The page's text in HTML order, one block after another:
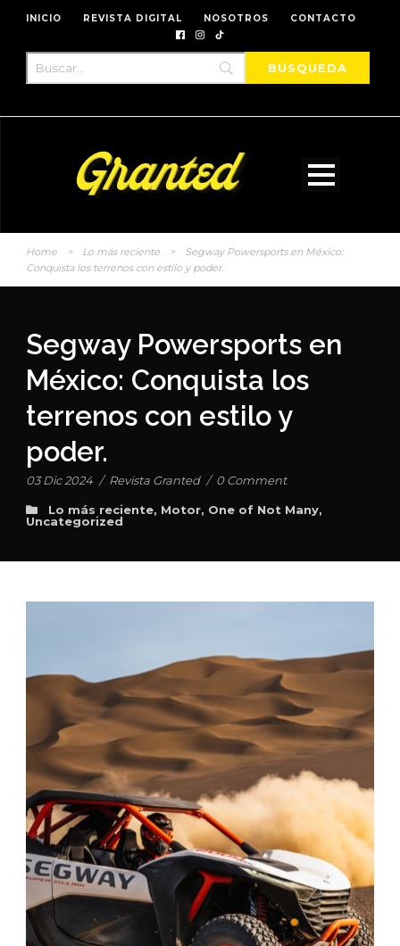
INICIO REVISTA DIGITAL NOSOTROS CONTACTO
Home > Lo más reciente >
Segway Powersports en México:
Conquista los terrenos con estilo y poder.
Segway Powersports en
México: Conquista los
terrenos con estilo y
poder.
03 Dic 2024 / Revista Granted / 0 Comment
Lo más reciente, Motor, One of Not Many,
Uncategorized